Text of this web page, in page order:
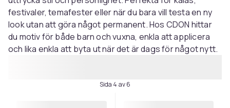
festivaler, temafester eller när du bara vill testa en ny
look utan att göra något permanent. Hos CDON hittar
du motiv för både barn och vuxna, enkla att applicera
och lika enkla att byta ut när det är dags för något nytt.
Sida 4 av 6